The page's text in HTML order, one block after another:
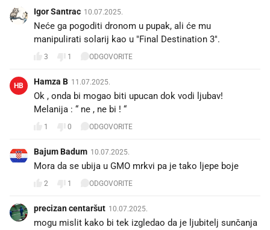
Igor Santrac 10.07.2025.
Neće ga pogoditi dronom u pupak, ali će mu
manipulirati solarij kao u "Final Destination 3".
3 1 ODGOVORITE
HB Hamza B 11.07.2025.
Ok , onda bi mogao biti upucan dok vodi ljubav!
Melanija : “ ne , ne bi ! “
1 0 ODGOVORITE
Bajum Badum 10.07.2025.
Mora da se ubija u GMO mrkvi pa je tako ljepe boje
2 1 ODGOVORITE
precizan centaršut 10.07.2025.
mogu mislit kako bi tek izgledao da je ljubitelj sunčanja